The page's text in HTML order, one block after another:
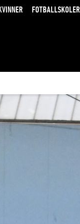
FOTBALLSKOLER